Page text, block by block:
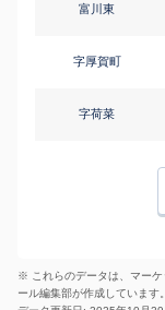
富川東
字厚賀町
字荷菜
※ これらのデータは、マー
ール編集部が作成しています。